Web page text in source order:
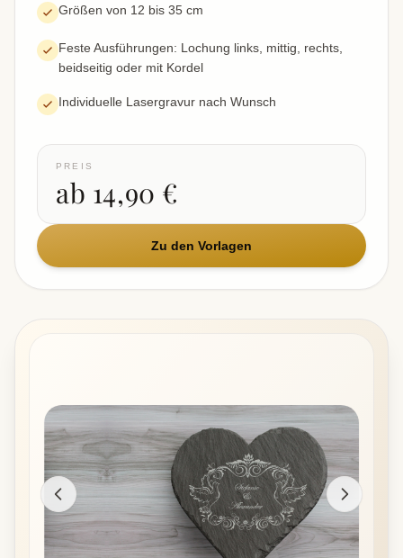
Größen von 12 bis 35 cm
Feste Ausführungen: Lochung links, mittig, rechts,
beidseitig oder mit Kordel
Individuelle Lasergravur nach Wunsch
PREIS
ab 14,90 €
Zu den Vorlagen